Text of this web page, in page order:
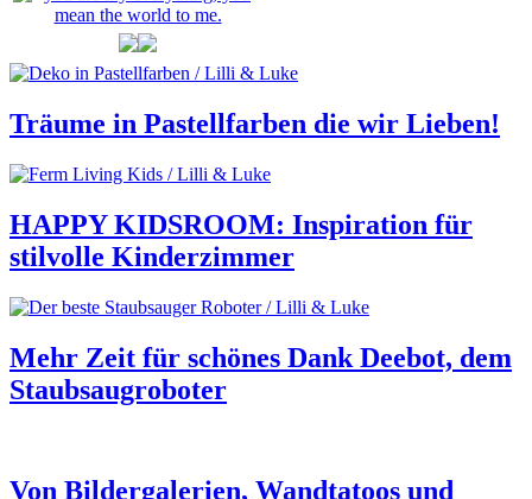
Träume in Pastellfarben die wir Lieben!
HAPPY KIDSROOM: Inspiration für
stilvolle Kinderzimmer
Mehr Zeit für schönes Dank Deebot, dem
Staubsaugroboter
Von Bildergalerien, Wandtatoos und